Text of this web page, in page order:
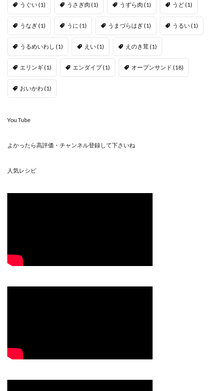
うぐい(1) うさぎ肉 (1) うずら肉 (1) うど(1)
うなぎ(1) うに (1) うまづらはぎ(1) うるい(1)
うるめいわし (1) えい(1) えのき茸(1)
エリンギ(1) エンダイブ(1) オープンサンド (18)
おいかわ(1)
You Tube
よかったら高評価・チャンネル登録して下さいね
人気レシピ